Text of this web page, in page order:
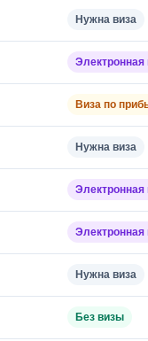
Нужна виза
Электронная
Виза по
Нужна виза
Электронная
Электронная
Нужна виза
Без визы